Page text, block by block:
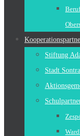
Stiftung
Stadt Sontra